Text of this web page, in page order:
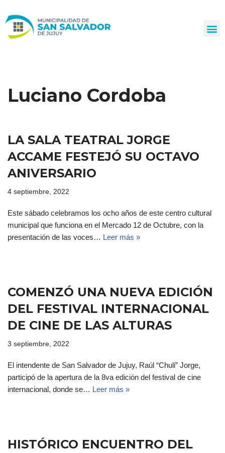
al
Luciano Cordoba
LA SALA TEATRAL JORGE
ACCAME FESTEJÓ SU OCTAVO
ANIVERSARIO
4 septiembre, 2022
Este sábado celebramos los ocho años de este centro cultural
municipal que funciona en el Mercado 12 de Octubre, con la
presentación de las voces… Leer más »
COMENZÓ UNA NUEVA EDICIÓN
DEL FESTIVAL INTERNACIONAL
DE CINE DE LAS ALTURAS
3 septiembre, 2022
El intendente de San Salvador de Jujuy, Raúl “Chuli” Jorge,
participó de la apertura de la 8va edición del festival de cine
internacional, donde se… Leer más »
HISTÓRICO ENCUENTRO DEL